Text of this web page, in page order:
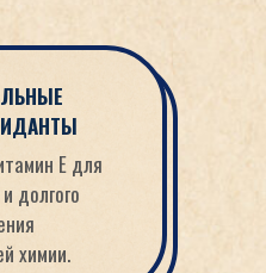
Е для
долгого
химии.